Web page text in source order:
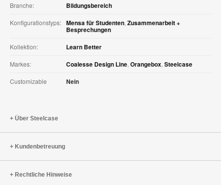
Branche: Bildungsbereich
Konfigurationstyps: Mensa für Studenten, Zusammenarbeit +
Besprechungen
Kollektion: Learn Better
Markes: Coalesse Design Line, Orangebox, Steelcase
Customizable Nein
Über Steelcase
Kundenbetreuung
Rechtliche Hinweise